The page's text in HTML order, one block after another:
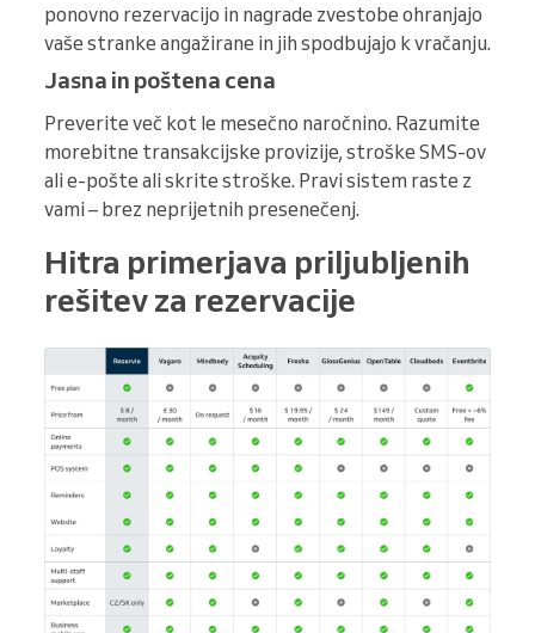
ponovno rezervacijo in nagrade zvestobe ohranjajo
vaše stranke angažirane in jih spodbujajo k vračanju.
Jasna in poštena cena
Preverite več kot le mesečno naročnino. Razumite
morebitne transakcijske provizije, stroške SMS-ov
ali e-pošte ali skrite stroške. Pravi sistem raste z
vami – brez neprijetnih presenečenj.
Hitra primerjava priljubljenih
rešitev za rezervacije